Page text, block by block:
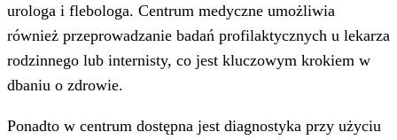
urologa i flebologa. Centrum medyczne umożliwia
również przeprowadzanie badań profilaktycznych u lekarza
rodzinnego lub internisty, co jest kluczowym krokiem w
dbaniu o zdrowie.
Ponadto w centrum dostępna jest diagnostyka przy użyciu